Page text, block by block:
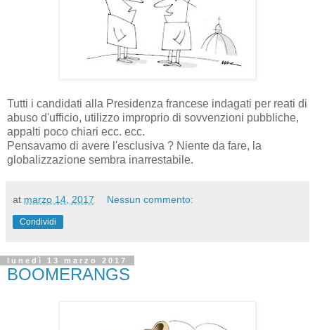
Tutti i candidati alla Presidenza francese indagati per reati di
abuso d'ufficio, utilizzo improprio di sovvenzioni pubbliche,
appalti poco chiari ecc. ecc.
Pensavamo di avere l'esclusiva ? Niente da fare, la
globalizzazione sembra inarrestabile.
at marzo 14, 2017 Nessun commento:
Condividi
lunedì 13 marzo 2017
BOOMERANGS